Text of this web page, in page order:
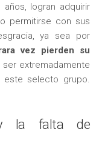
logran adquirir
permitirse con sus
ya sea por
vez pierden su
extremadamente
selecto grupo.
y la falta de